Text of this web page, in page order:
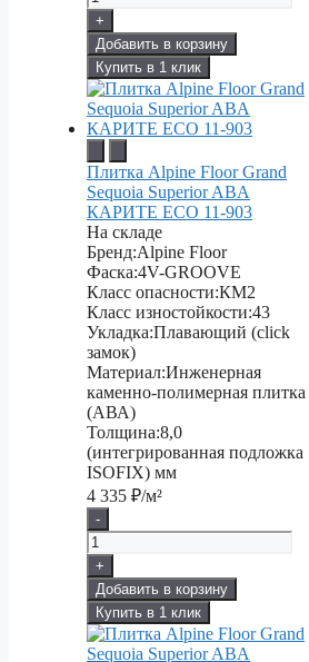
+
Добавить в корзину
Купить в 1 клик
Плитка Alpine Floor Grand
Sequoia Superior ABA
КАРИТЕ ECO 11-903
На складе
Бренд:Alpine Floor
Фаска:4V-GROOVE
Класс опасности:КМ2
Класс изностойкости:43
Укладка:Плавающий (click
замок)
Материал:Инженерная
каменно-полимерная плитка
(АВА)
Толщина:8,0
(интегрированная подложка
ISOFIX) мм
4 335 ₽/м²
-
+
Добавить в корзину
Купить в 1 клик